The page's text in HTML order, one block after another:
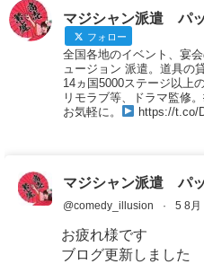
マジシャン派遣 パッ
フォロー
全国各地のイベント、宴
ュージョン 派遣。道具の
14ヵ国5000ステージ以上
リモラブ等、ドラマ監修
お気軽に。
https://t.co/
マジシャン派遣 パッ
@comedy_illusion · 5 8月
お疲れ様です
ブログ更新しました